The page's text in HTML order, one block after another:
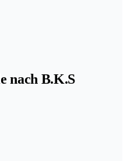
nach B.K.S